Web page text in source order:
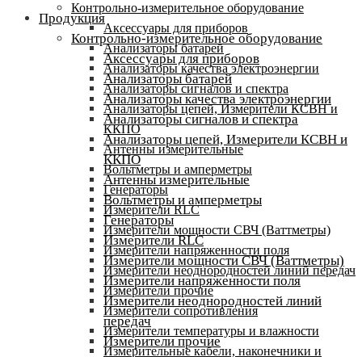
Контрольно-измерительное оборудование
Аксессуары для приборов
Анализаторы батарей
Анализаторы качества электроэнергии
Анализаторы сигналов и спектра
Анализаторы цепей, Измерители КСВН и
ККПО
Антенны измерительные
Вольтметры и амперметры
Генераторы
Измерители RLC
Измерители мощности СВЧ (Ваттметры)
Измерители напряженности поля
Измерители неоднородностей линий передач
Измерители прочие
Измерители сопротивления
Измерители температуры и влажности
Измерительные кабели, наконечники и
Продукция
Контрольно-измерительное оборудование
Аксессуары для приборов
Анализаторы батарей
Анализаторы качества электроэнергии
Анализаторы сигналов и спектра
Анализаторы цепей, Измерители КСВН и
ККПО
Антенны измерительные
Вольтметры и амперметры
Генераторы
Измерители RLC
Измерители мощности СВЧ (Ваттметры)
Измерители напряженности поля
Измерители неоднородностей линий
передач
Измерители прочие